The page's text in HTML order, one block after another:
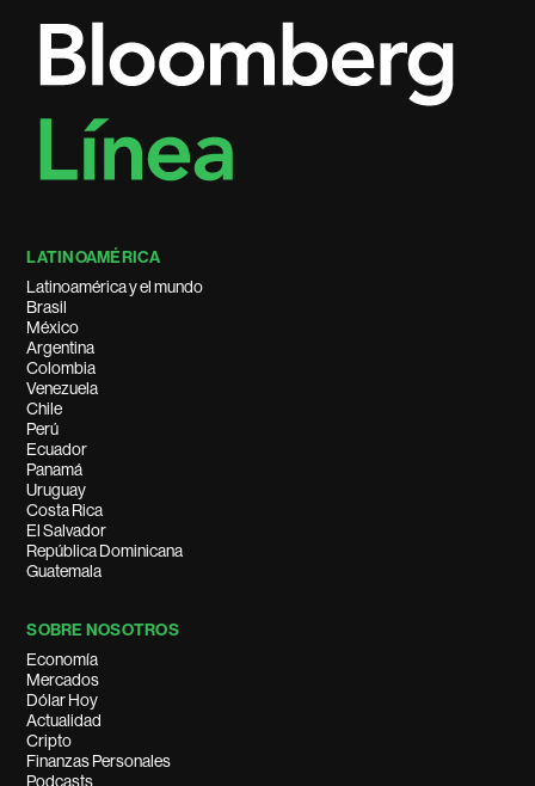
LATINOAMÉRICA
Latinoamérica y el mundo
Brasil
México
Argentina
Colombia
Venezuela
Chile
Perú
Ecuador
Panamá
Uruguay
Costa Rica
El Salvador
República Dominicana
Guatemala
SOBRE NOSOTROS
Economía
Mercados
Dólar Hoy
Actualidad
Cripto
Finanzas Personales
Podcasts